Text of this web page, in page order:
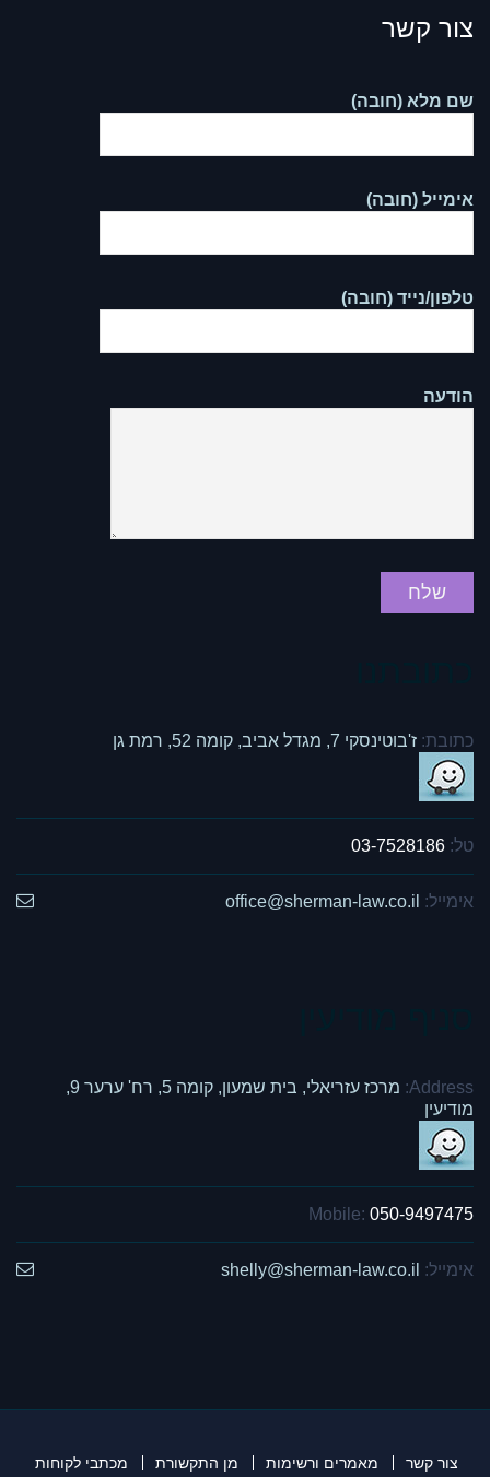
צור קשר
שם מלא (חובה)
אימייל (חובה)
טלפון/נייד (חובה)
הודעה
כתובת: ז'בוטינסקי 7, מגדל אביב, קומה 52, רמת גן
טל: 03-7528186
אימייל: office@sherman-law.co.il
Address:
מרכז עזריאלי, בית שמעון, קומה 5, רח' ערער 9,
מודיעין
Mobile: 050-9497475
אימייל: shelly@sherman-law.co.il
צור קשר מאמרים ורשימות מן התקשורת
מכתבי לקוחות